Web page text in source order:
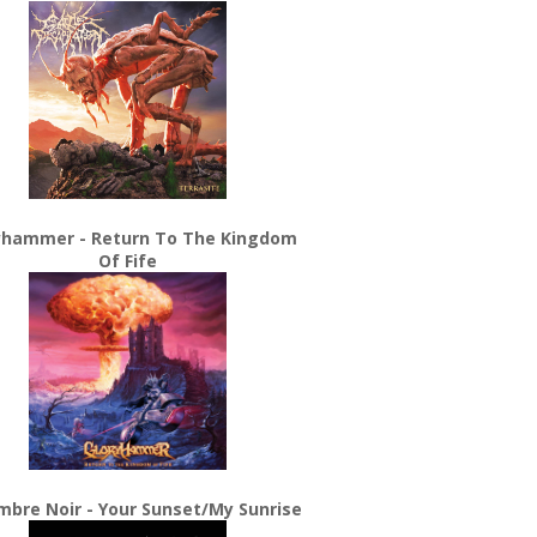
- Return To The Kingdom
Of Fife
Noir - Your Sunset/My Sunrise